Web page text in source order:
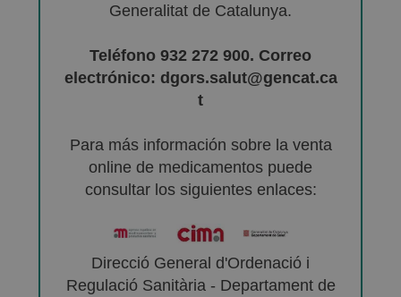
Generalitat de Catalunya.
Teléfono 932 272 900. Correo
electrónico: dgors.salut@gencat.ca
t
Para más información sobre la venta
online de medicamentos puede
consultar los siguientes enlaces:
Direcció General d'Ordenació i
Regulació Sanitària - Departament de